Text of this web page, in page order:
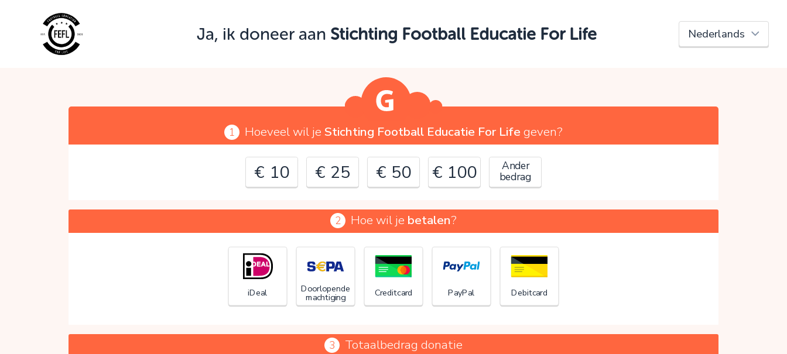
Ja, ik doneer aan Stichting Football Educatie For Life
1 Hoeveel wil je Stichting Football Educatie For Life geven?
€ 10 € 25 € 50 € 100 Ander
bedrag
€
2 Hoe wil je betalen?
iDeal Doorlopende
machtiging Creditcard PayPal Debitcard
3 Totaalbedrag donatie
Je kunt nog niet verder vanwege:
OK